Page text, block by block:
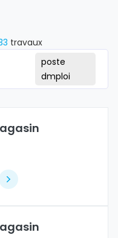
travaux
poste
dmploi